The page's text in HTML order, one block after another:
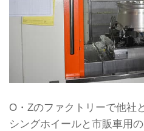
O・Zのファクトリーで他社
シングホイールと市販車用